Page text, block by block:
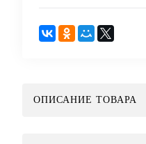
ОПИСАНИЕ ТОВАРА